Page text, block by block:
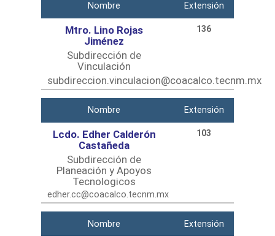
Nombre Extensión
Mtro. Lino Rojas
Jiménez
Subdirección de
Vinculación
subdireccion.vinculacion@coacalco.tecnm.mx
136
Nombre Extensión
Lcdo. Edher Calderón
Castañeda
Subdirección de
Planeación y Apoyos
Tecnologicos
edher.cc@coacalco.tecnm.mx
103
Nombre Extensión